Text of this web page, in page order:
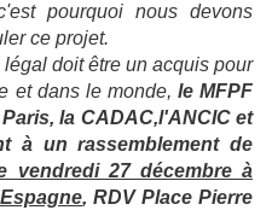
pourquoi nous devons
ce projet.
doit être un acquis pour
et dans le monde, le MFPF
la CADAC,l'ANCIC et
à un rassemblement de
vendredi 27 décembre à
, RDV Place Pierre